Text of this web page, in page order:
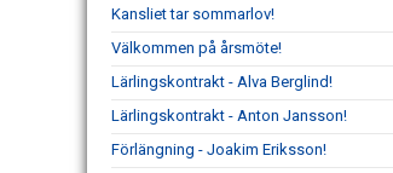
Kansliet tar sommarlov!
Välkommen på årsmöte!
Lärlingskontrakt - Alva Berglind!
Lärlingskontrakt - Anton Jansson!
Förlängning - Joakim Eriksson!